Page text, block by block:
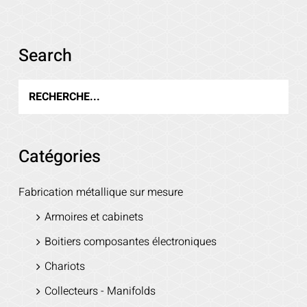
Search
Catégories
Fabrication métallique sur mesure
Armoires et cabinets
Boitiers composantes électroniques
Chariots
Collecteurs - Manifolds